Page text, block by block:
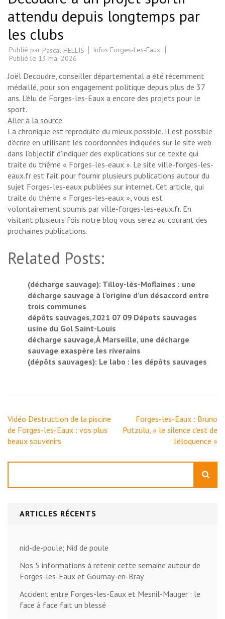
attendu depuis longtemps par
les clubs
Publié par Pascal HELLIS
Infos Forges-Les-Eaux:
Publié le 13 mai 2026
Joël Decoudre, conseiller départemental a été récemment
médaillé, pour son engagement politique depuis plus de 37
ans. L’élu de Forges-les-Eaux a encore des projets pour le
sport.
Aller à la source
La chronique est reproduite du mieux possible. Il est possible
d’écrire en utilisant les coordonnées indiquées sur le site web
dans l’objectif d’indiquer des explications sur ce texte qui
traite du thème « Forges-les-eaux ». Le site ville-forges-les-
eaux.fr est fait pour fournir plusieurs publications autour du
sujet Forges-les-eaux publiées sur internet. Cet article, qui
traite du thème « Forges-les-eaux », vous est
volontairement soumis par ville-forges-les-eaux.fr. En
visitant plusieurs fois notre blog vous serez au courant des
prochaines publications.
Related Posts:
(décharge sauvage): Tilloy-lès-Moflaines : une
décharge sauvage à l’origine d’un désaccord entre
trois communes
dépôts sauvages,2021 07 09 Dépots sauvages
usine du Gol Saint-Louis
décharge sauvage,À Marseille, une décharge
sauvage exaspère les riverains
(dépôts sauvages): Le labo : les dépôts sauvages
Navigation
de
l’article
Vidéo Destruction de la piscine
de Forges-les-Eaux : vos plus
beaux souvenirs
Forges-les-Eaux : Bruno
Putzulu, « le silence c’est de
l’éloquence »
ARTICLES RÉCENTS
nid-de-poule; Nid de poule
Nos 5 informations à retenir cette semaine autour de
Forges-les-Eaux et Gournay-en-Bray
Accident entre Forges-les-Eaux et Mesnil-Mauger : le
face à face fait un blessé